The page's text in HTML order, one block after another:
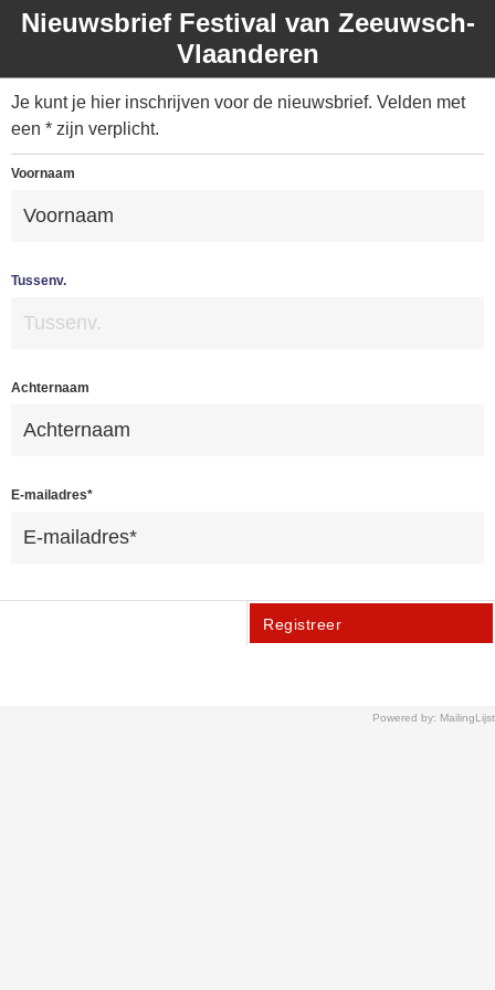
Nieuwsbrief Festival van Zeeuwsch-
Vlaanderen
Je kunt je hier inschrijven voor de nieuwsbrief. Velden met
een * zijn verplicht.
Voornaam
Tussenv.
Achternaam
E-mailadres*
Registreer
Powered by: MailingLijst